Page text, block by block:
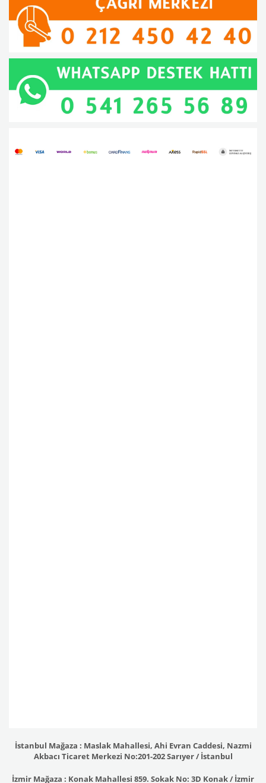
İstanbul Mağaza : Maslak Mahallesi, Ahi Evran Caddesi, Nazmi
Akbacı Ticaret Merkezi No:201-202 Sarıyer / İstanbul
İzmir Mağaza : Konak Mahallesi 859. Sokak No: 3D Konak / İzmir